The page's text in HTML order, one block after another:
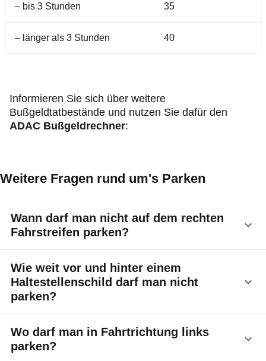
– bis 3 Stunden 35
– länger als 3 Stunden 40
Informieren Sie sich über weitere
Bußgeldtatbestände und nutzen Sie dafür den
ADAC Bußgeldrechner:
Weitere Fragen rund um's Parken
Wann darf man nicht auf dem rechten
Fahrstreifen parken?
- auf AutobahnenundKraftfahrstraßen
- dort, wo ein absolutes oder eingeschränktes
Haltverbot
Zusatzzeichen 1060-31 wird dieses auf den
Seitenstreifen ausgedehnt.
- dort, wo ein benutzbarer rechter
Wie weit vor und hinter einem
Haltestellenschild darf man nicht
parken?
Ein Parkverbot besteht15 Meter vorund15 Meter
hinterdem Haltestellenschild, unabhängig davon,
Wo darf man in Fahrtrichtung links
parken?